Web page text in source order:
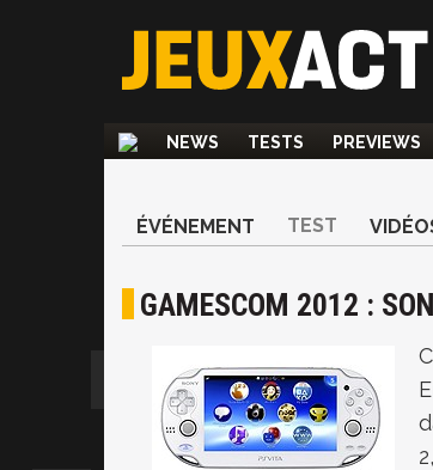
NEWS TESTS PREVIEWS
ÉVÉNEMENT TEST
GAMESCOM 2012 :